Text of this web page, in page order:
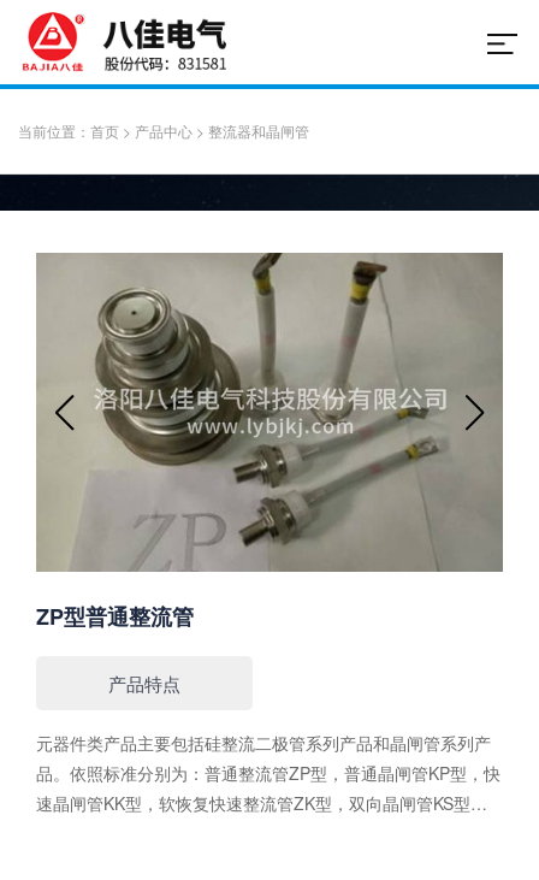
当前位置： 首页 > 产品中心 > 整流器和晶闸管
ZP型普通整流管
产品特点
元器件类产品主要包括硅整流二极管系列产品和晶闸管系列产
品。依照标准分别为：普通整流管ZP型，普通晶闸管KP型，快
速晶闸管KK型，软恢复快速整流管ZK型，双向晶闸管KS型。